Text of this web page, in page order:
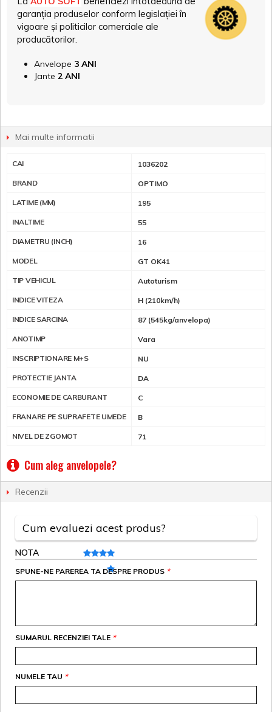
garanția produselor conform legislației în
vigoare și politicilor comerciale ale
producătorilor.
Anvelope 3 ANI
Jante 2 ANI
Mai multe informatii
CAI 1036202
BRAND OPTIMO
LATIME (MM) 195
INALTIME 55
DIAMETRU (INCH) 16
MODEL GT OK41
TIP VEHICUL Autoturism
INDICE VITEZA H (210km/h)
INDICE SARCINA 87 (545kg/anvelopa)
ANOTIMP Vara
INSCRIPTIONARE M+S NU
PROTECTIE JANTA DA
ECONOMIE DE CARBURANT C
FRANARE PE SUPRAFETE UMEDE B
NIVEL DE ZGOMOT 71
Cum aleg anvelopele?
Recenzii
Cum evaluezi acest produs?
NOTA
*
SPUNE-NE PAREREA TA DESPRE PRODUS
*
SUMARUL RECENZIEI TALE
*
NUMELE TAU